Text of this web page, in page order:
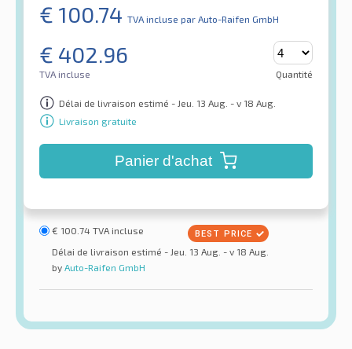
€ 100.74 TVA incluse par Auto-Raifen GmbH
€ 402.96
TVA incluse Quantité
Délai de livraison estimé - Jeu. 13 Aug. - v 18 Aug.
Livraison gratuite
Panier d'achat
€ 100.74 TVA incluse
Délai de livraison estimé - Jeu. 13 Aug. - v 18 Aug.
by Auto-Raifen GmbH